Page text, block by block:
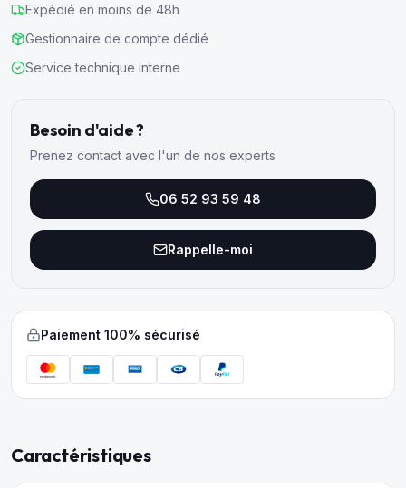
Expédié en moins de 48h
Gestionnaire de compte dédié
Service technique interne
Besoin d'aide ?
Prenez contact avec l'un de nos experts
06 52 93 59 48
Rappelle-moi
Paiement 100% sécurisé
Caractéristiques